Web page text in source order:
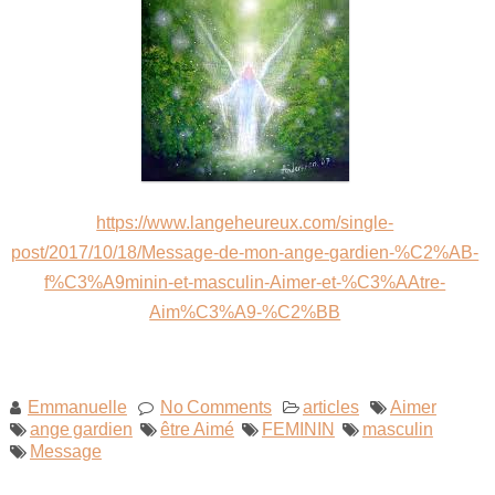
Maitre Hilarion, Maitre du Rayon Vert !
Archange Raphaël rayon émeraude !
Invocation à la flamme de guérison !
https://www.langeheureux.com/single-
post/2017/10/18/Message-de-mon-ange-gardien-%C2%AB-
f%C3%A9minin-et-masculin-Aimer-et-%C3%AAtre-
Aim%C3%A9-%C2%BB
Emmanuelle No Comments articles
Aimer
ange gardien
être Aimé FEMININ
masculin
Message